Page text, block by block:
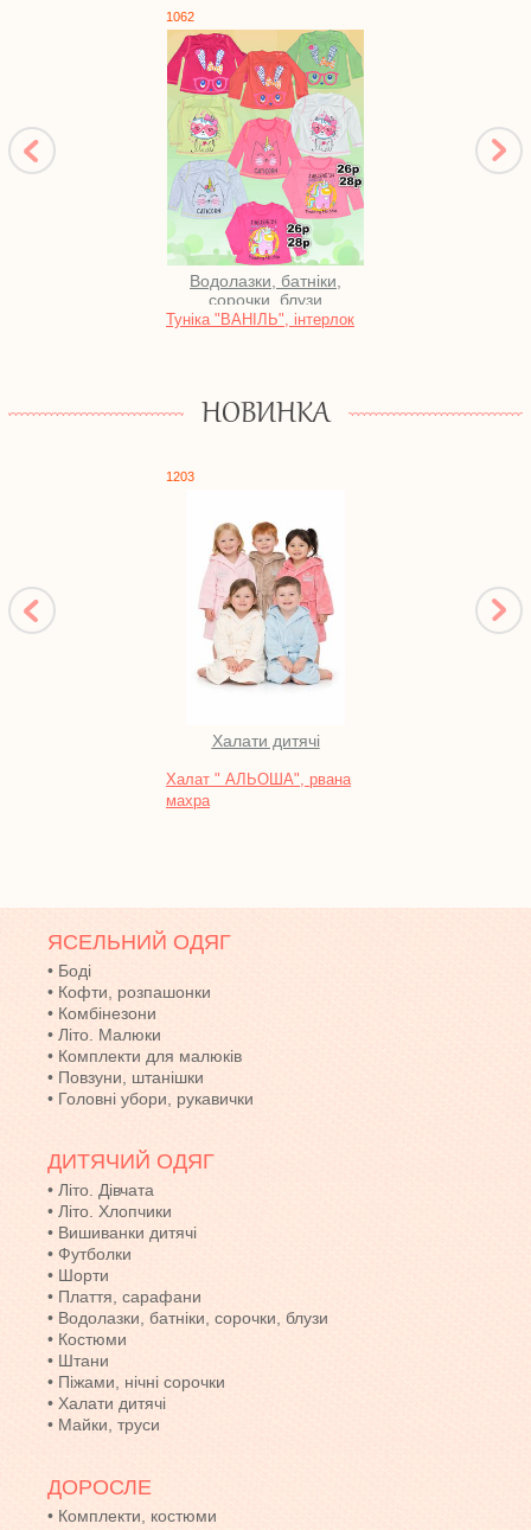
1062
Водолазки, батніки,
сорочки, блузи
Туніка "ВАНІЛЬ", інтерлок
НОВИНКА
1203
Халати дитячі
Халат " АЛЬОША", рвана
махра
ЯСЕЛЬНИЙ ОДЯГ
• Боді
• Кофти, розпашонки
• Комбінезони
• Літо. Малюки
• Комплекти для малюків
• Повзуни, штанішки
• Головні убори, рукавички
ДИТЯЧИЙ ОДЯГ
• Літо. Дівчата
• Літо. Хлопчики
• Вишиванки дитячі
• Футболки
• Шорти
• Плаття, сарафани
• Водолазки, батніки, сорочки, блузи
• Костюми
• Штани
• Піжами, нічні сорочки
• Халати дитячі
• Майки, труси
ДОРОСЛЕ
• Комплекти, костюми